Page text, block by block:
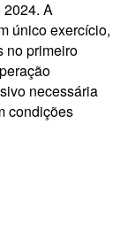
2024. A
único exercício,
no primeiro
necessária
condições